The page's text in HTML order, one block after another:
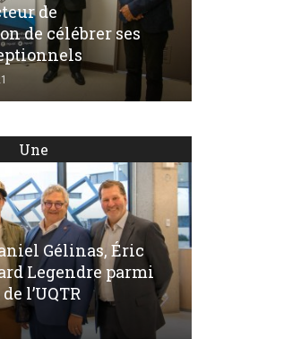
de
de célébrer ses
Une
Gélinas, Éric
Legendre parmi
l’UQTR